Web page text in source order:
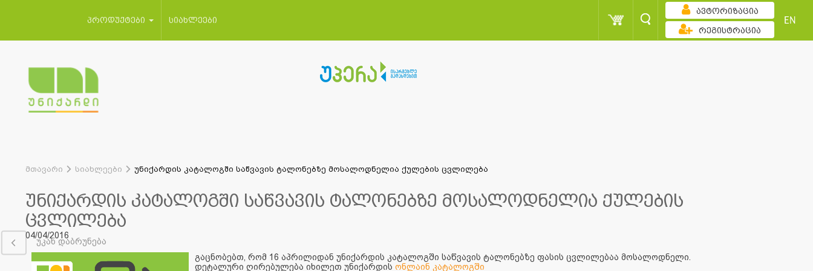
პროდუქტები სიახლეები
ავტორიზაცია
რეგისტრაცია
EN
უკან დაბრუნება
მთავარი სიახლეები უნიქარდის კატალოგში საწვავის ტალონებზე მოსალოდნელია ქულების ცვლილება
უნიქარდის კატალოგში საწვავის ტალონებზე მოსალოდნელია ქულების
ცვლილება
04/04/2016
გაცნობებთ, რომ 16 აპრილიდან უნიქარდის კატალოგში საწვავის ტალონებზე ფასის ცვლილებაა მოსალოდნელი.
დეტალური ღირებულება იხილეთ უნიქარდის ონლაინ კატალოგში